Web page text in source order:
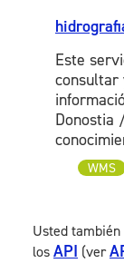
Este
consultar
Donostia
WMS
Usted
los API (ver